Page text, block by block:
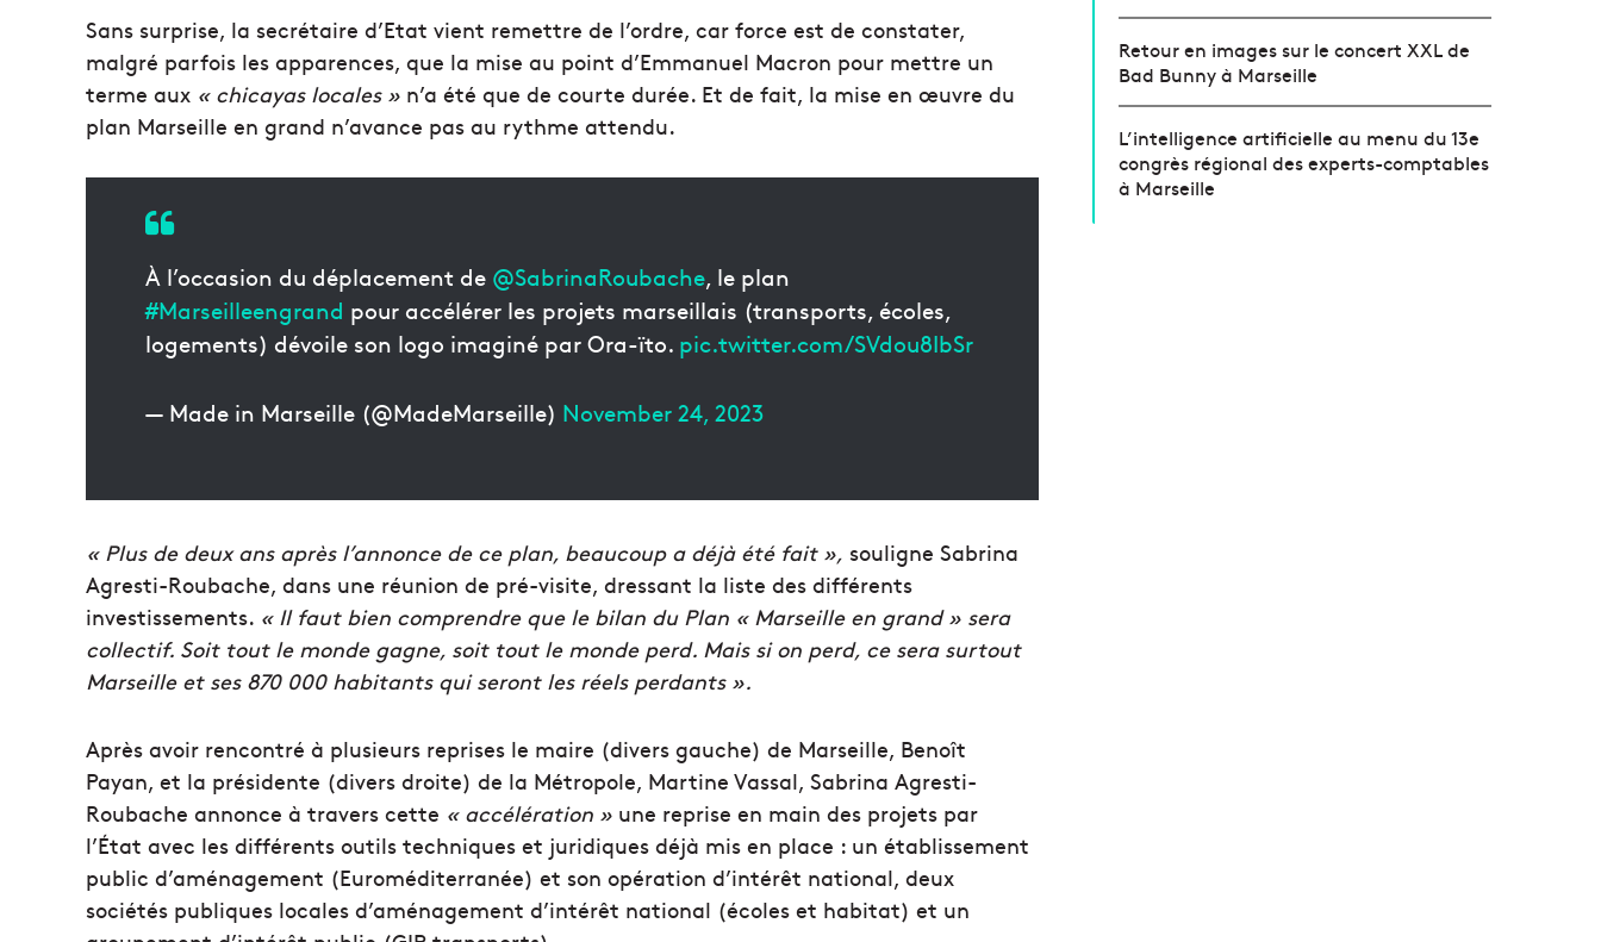
Sans surprise, la secrétaire d’Etat vient remettre de l’ordre, car force est de constater,
malgré parfois les apparences, que la mise au point d’Emmanuel Macron pour mettre un
terme aux « chicayas locales » n’a été que de courte durée. Et de fait, la mise en œuvre du
plan Marseille en grand n’avance pas au rythme attendu.
À l’occasion du déplacement de @SabrinaRoubache, le plan
#Marseilleengrand pour accélérer les projets marseillais (transports, écoles,
logements) dévoile son logo imaginé par Ora-ïto. pic.twitter.com/SVdou8IbSr
— Made in Marseille (@MadeMarseille) November 24, 2023
« Plus de deux ans après l’annonce de ce plan, beaucoup a déjà été fait », souligne Sabrina
Agresti-Roubache, dans une réunion de pré-visite, dressant la liste des différents
investissements. « Il faut bien comprendre que le bilan du Plan « Marseille en grand » sera
collectif. Soit tout le monde gagne, soit tout le monde perd. Mais si on perd, ce sera surtout
Marseille et ses 870 000 habitants qui seront les réels perdants ».
Après avoir rencontré à plusieurs reprises le maire (divers gauche) de Marseille, Benoît
Payan, et la présidente (divers droite) de la Métropole, Martine Vassal, Sabrina Agresti-
Roubache annonce à travers cette « accélération » une reprise en main des projets par
l’État avec les différents outils techniques et juridiques déjà mis en place : un établissement
public d’aménagement (Euroméditerranée) et son opération d’intérêt national, deux
sociétés publiques locales d’aménagement d’intérêt national (écoles et habitat) et un
Retour en images sur le concert XXL de
Bad Bunny à Marseille
L’intelligence artificielle au menu du 13e
congrès régional des experts-comptables
à Marseille